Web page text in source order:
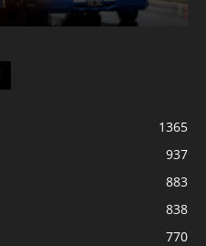
1365
937
883
838
770